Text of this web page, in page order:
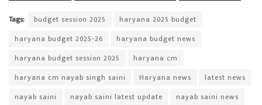
Tags: budget session 2025
haryana 2025 budget
haryana budget 2025-26
haryana budget news
haryana budget session 2025
haryana cm
haryana cm nayab singh saini
Haryana news
latest news
nayab saini
nayab saini latest update
nayab saini news